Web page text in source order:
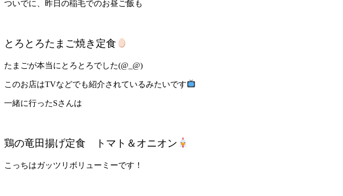
ついでに、昨日の稲毛でのお昼ご飯も
とろとろたまご焼き定食
たまごが本当にとろとろでした(@_@)
このお店はTVなどでも紹介されているみたいです
一緒に行ったSさんは
鶏の竜田揚げ定食 トマト＆オニオン
こっちはガッツリボリューミーです！